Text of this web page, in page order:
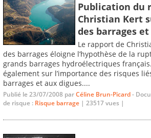
Publication du
Christian Kert
des barrages
Le rapport de
des barrages éloigne l’hypothèse de la
grands barrages hydroélectriques
également sur l’importance des risques
barrages et aux digues....
Publié le 23/07/2008 parCéline Brun-Picard-
de risque : Risque barrage | 23517 vues |